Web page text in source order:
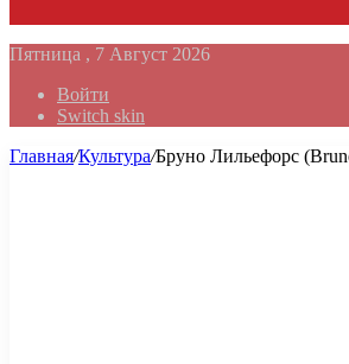
Пятница , 7 Август 2026
Войти
Switch skin
Главная/Культура/Бруно Лильефорс